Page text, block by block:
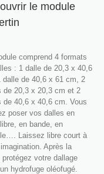
le module
comprend 4 formats
: 1 dalle de 20,3 x 40,6
dalle de 40,6 x 61 cm, 2
de 20,3 x 20,3 cm et 2
de 40,6 x 40,6 cm. Vous
poser vos dalles en
en bande, en
Laissez libre court à
Après la
protégez votre dallage
hydrofuge oléofugé.